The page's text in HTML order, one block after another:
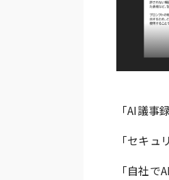
「AI議事
「セキ
「自社